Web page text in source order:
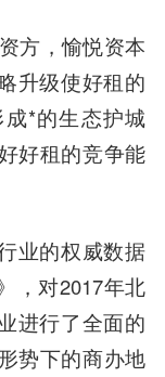
方，愉悦资本
升级使好租的
*的生态护城
好租的竞争能
业的权威数据
，对2017年北
进行了全面的
势下的商办地